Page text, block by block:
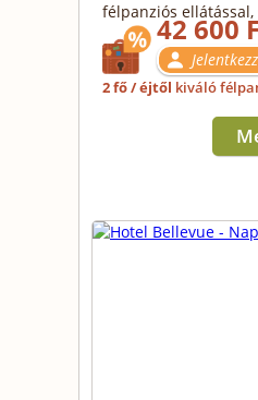
félpanziós42 600
2 fő / éjtől kiváló